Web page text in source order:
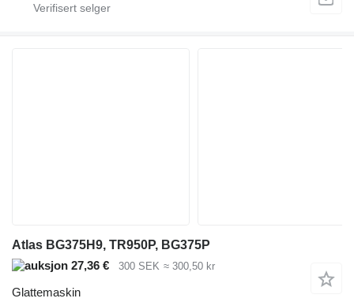
Atlas BG375H9, TR950P, BG375P
27,36 €
300 SEK ≈ 300,50 kr
Glattemaskin